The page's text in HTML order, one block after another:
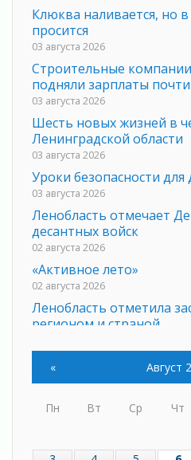
Клюква наливается, но
просится
03 августа 2026
Строительные
подняли зарплаты почти
03 августа 2026
Шесть новых жизней в
Ленинградской области
03 августа 2026
Уроки безопасности для
03 августа 2026
Ленобласть отмечает
десантных войск
02 августа 2026
«Активное лето»
02 августа 2026
Ленобласть отметила
регионом и страной
Ладога — не пруд
ПСК через Гослуслуги
Ленинградской области
02 августа 2026
« Август
Пн Вт Ср Чт